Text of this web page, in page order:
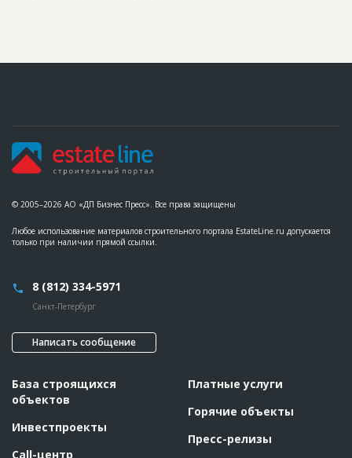
© 2005–2026 АО «ДП Бизнес Пресс». Все права защищены
Любое использование материалов строительного портала EstateLine.ru допускается
только при наличии прямой ссылки.
8 (812) 334-5971
Санкт-Петербург
Написать сообщение
База строящихся
объектов
Инвестпроекты
Call-центр
Платные услуги
Горячие объекты
Пресс-релизы